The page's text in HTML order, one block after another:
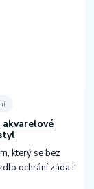
akvarelové
který se bez
ochrání záda i